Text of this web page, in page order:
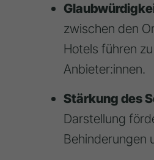
zwischen den
Hotels führen
Anbieter:innen.
Stärkung des
Darstellung
Behinderungen